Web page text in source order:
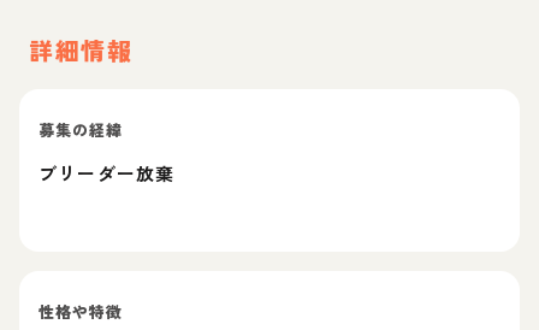
詳細情報
募集の経緯
ブリーダー放棄
性格や特徴